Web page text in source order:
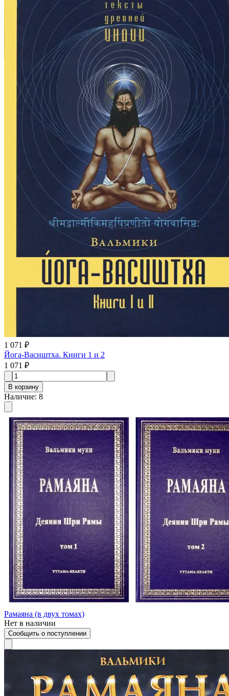
1 071 ₽
Йога-Васиштха. Книги 1 и 2
1 071 ₽
В корзину
Наличие: 8
Рамаяна (в двух томах)
Нет в наличии
Сообщить о поступлении